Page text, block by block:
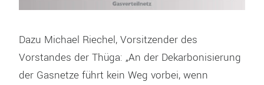
Dazu Michael Riechel, Vorsitzender des
Vorstandes der Thüga: „An der Dekarbonisierung
der Gasnetze führt kein Weg vorbei, wenn